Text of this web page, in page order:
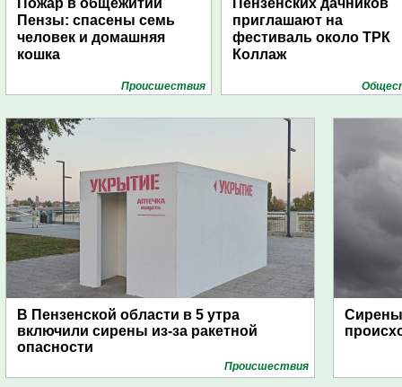
Пожар в общежитии
Пензы: спасены семь
человек и домашняя
кошка
Проиcшествия
Пензенских дачников
приглашают на
фестиваль около ТРК
Коллаж
В Пензенской области в 5 утра
включили сирены из-за ракетной
опасности
Проиcшествия
Сирены